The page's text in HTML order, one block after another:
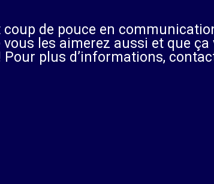
coup de pouce en
les aimerez aussi et que
plus d’informations,